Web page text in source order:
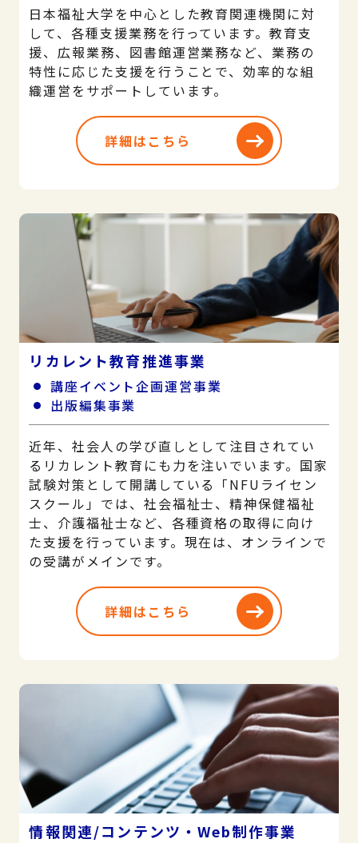
日本福祉大学を中心とした教育関連機関に対
して、各種支援業務を行っています。教育支
援、広報業務、図書館運営業務など、業務の
特性に応じた支援を行うことで、効率的な組
織運営をサポートしています。
詳細はこちら
リカレント教育推進事業
講座イベント企画運営事業
出版編集事業
近年、社会人の学び直しとして注目されてい
るリカレント教育にも力を注いでいます。国家
試験対策として開講している「NFUライセン
スクール」では、社会福祉士、精神保健福祉
士、介護福祉士など、各種資格の取得に向け
た支援を行っています。現在は、オンラインで
の受講がメインです。
詳細はこちら
情報関連/コンテンツ・Web制作事業